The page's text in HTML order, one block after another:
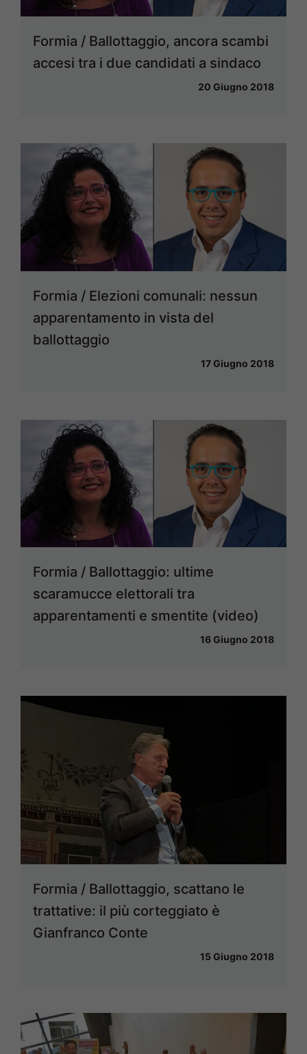
Formia / Ballottaggio, ancora scambi
accesi tra i due candidati a sindaco
20 Giugno 2018
Formia / Elezioni comunali: nessun
apparentamento in vista del
ballottaggio
17 Giugno 2018
Formia / Ballottaggio: ultime
scaramucce elettorali tra
apparentamenti e smentite (video)
16 Giugno 2018
Formia / Ballottaggio, scattano le
trattative: il più corteggiato è
Gianfranco Conte
15 Giugno 2018